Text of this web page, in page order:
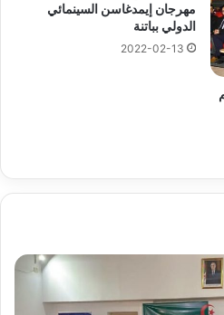
مهرجان إيمدغاسن السينمائي
الدولي بباتنة
2022-02-13